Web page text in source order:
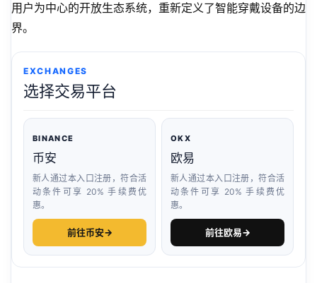
用户为中心的开放生态系统，重新定义了智能穿戴设备的边
界。
EXCHANGES
选择交易平台
BINANCE
币安
新人通过本入口注册，符合活
动条件可享 20% 手续费优
惠。
前往币安→
OKX
欧易
新人通过本入口注册，符合活
动条件可享 20% 手续费优
惠。
前往欧易→